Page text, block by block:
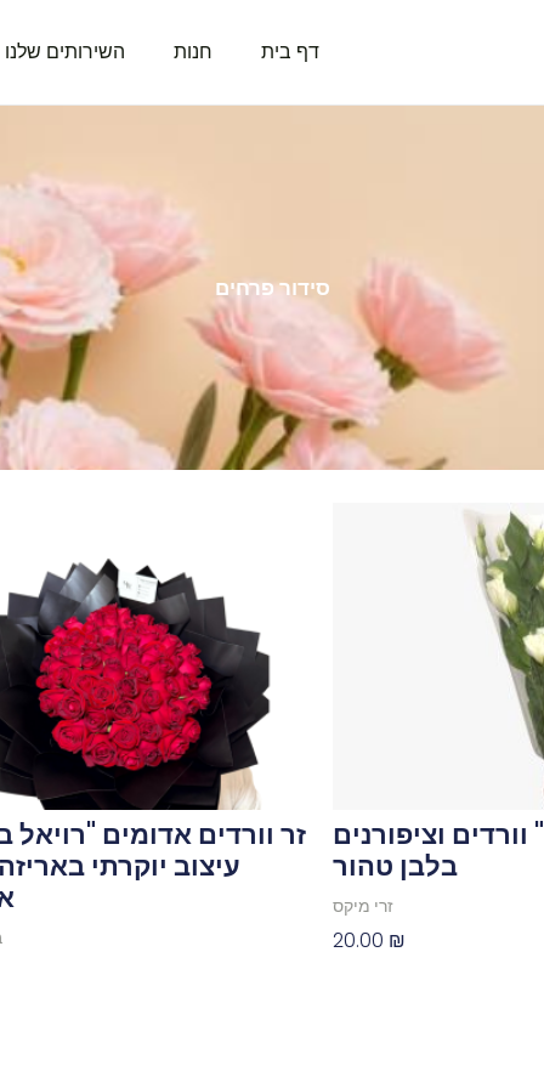
דף בית חנות השירותים שלנו
סידור פרחים
וציפורנים
בלבן טהור
זרי מיקס
20.00 ₪
זר וורדים אדומים
עיצוב יוקרתי